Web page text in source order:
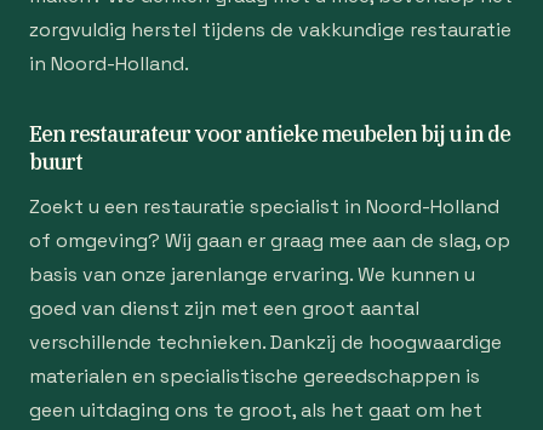
zorgvuldig herstel tijdens de vakkundige restauratie
in Noord-Holland.
Een restaurateur voor antieke meubelen bij u in de
buurt
Zoekt u een restauratie specialist in Noord-Holland
of omgeving? Wij gaan er graag mee aan de slag, op
basis van onze jarenlange ervaring. We kunnen u
goed van dienst zijn met een groot aantal
verschillende technieken. Dankzij de hoogwaardige
materialen en specialistische gereedschappen is
geen uitdaging ons te groot, als het gaat om het